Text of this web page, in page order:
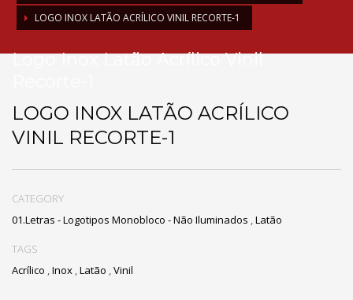
LOGO INOX LATÃO ACRÍLICO VINIL RECORTE-1
Logo Inox Latão Acrílico Vinil
LOGO INOX LATÃO ACRÍLICO
VINIL RECORTE-1
CATEGORY
01.Letras - Logotipos Monobloco - Não Iluminados ,Latão
TAGS
Acrílico ,Inox ,Latão ,Vinil